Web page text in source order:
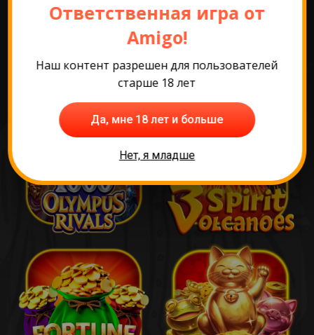
Самые популярные
игры
Ответственная игра от
Amigo!
Наш контент разрешен для пользователей
старше 18 лет
Да, мне 18 лет и больше
Нет, я младше